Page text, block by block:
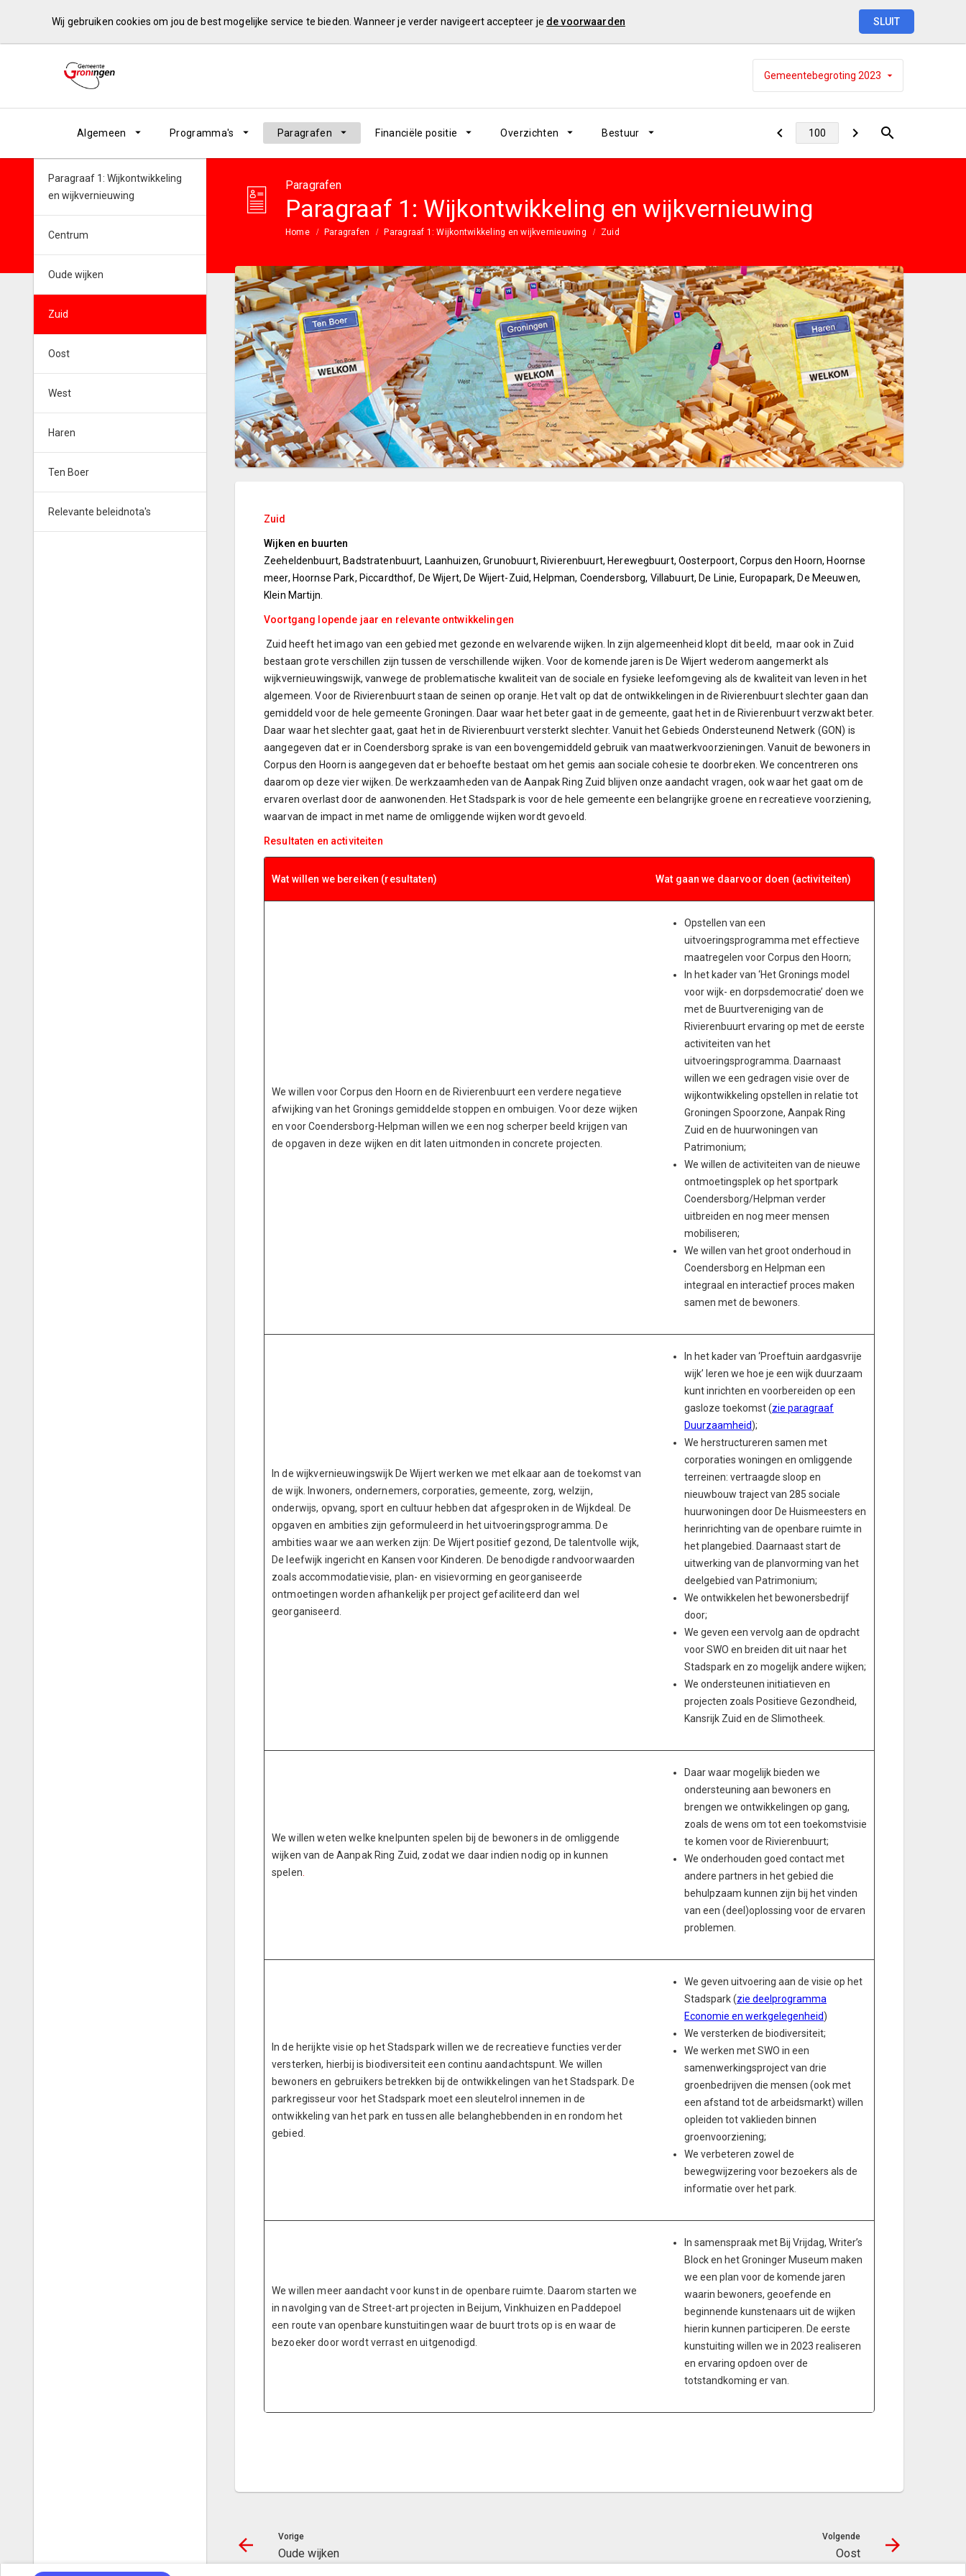
Wij gebruiken cookies om jou de best mogelijke service te bieden. Wanneer je verder navigeert accepteer je de voorwaarden SLUIT
Gemeentebegroting 2023
Algemeen Programma's Paragrafen Financiële positie Overzichten Bestuur
Paragrafen
Paragraaf 1: Wijkontwikkeling en wijkvernieuwing
Home Paragrafen Paragraaf 1: Wijkontwikkeling en wijkvernieuwing Zuid
Paragraaf 1: Wijkontwikkeling
en wijkvernieuwing
Centrum
Oude wijken
Zuid
Oost
West
Haren
Ten Boer
Relevante beleidnota's
Zuid
Wijken en buurten
Zeeheldenbuurt, Badstratenbuurt, Laanhuizen, Grunobuurt, Rivierenbuurt, Herewegbuurt, Oosterpoort, Corpus den Hoorn, Hoornse
meer, Hoornse Park, Piccardthof, De Wijert, De Wijert-Zuid, Helpman, Coendersborg, Villabuurt, De Linie, Europapark, De Meeuwen,
Klein Martijn.
Voortgang lopende jaar en relevante ontwikkelingen
Zuid heeft het imago van een gebied met gezonde en welvarende wijken. In zijn algemeenheid klopt dit beeld, maar ook in Zuid
bestaan grote verschillen zijn tussen de verschillende wijken. Voor de komende jaren is De Wijert wederom aangemerkt als
wijkvernieuwingswijk, vanwege de problematische kwaliteit van de sociale en fysieke leefomgeving als de kwaliteit van leven in het
algemeen. Voor de Rivierenbuurt staan de seinen op oranje. Het valt op dat de ontwikkelingen in de Rivierenbuurt slechter gaan dan
gemiddeld voor de hele gemeente Groningen. Daar waar het beter gaat in de gemeente, gaat het in de Rivierenbuurt verzwakt beter.
Daar waar het slechter gaat, gaat het in de Rivierenbuurt versterkt slechter. Vanuit het Gebieds Ondersteunend Netwerk (GON) is
aangegeven dat er in Coendersborg sprake is van een bovengemiddeld gebruik van maatwerkvoorzieningen. Vanuit de bewoners in
Corpus den Hoorn is aangegeven dat er behoefte bestaat om het gemis aan sociale cohesie te doorbreken. We concentreren ons
daarom op deze vier wijken. De werkzaamheden van de Aanpak Ring Zuid blijven onze aandacht vragen, ook waar het gaat om de
ervaren overlast door de aanwonenden. Het Stadspark is voor de hele gemeente een belangrijke groene en recreatieve voorziening,
waarvan de impact in met name de omliggende wijken wordt gevoeld.
Resultaten en activiteiten
Wat willen we bereiken (resultaten) Wat gaan we daarvoor doen (activiteiten)
We willen voor Corpus den Hoorn en de Rivierenbuurt een verdere negatieve
afwijking van het Gronings gemiddelde stoppen en ombuigen. Voor deze wijken
en voor Coendersborg-Helpman willen we een nog scherper beeld krijgen van
de opgaven in deze wijken en dit laten uitmonden in concrete projecten.
Opstellen van een
uitvoeringsprogramma met effectieve
maatregelen voor Corpus den Hoorn;
In het kader van ‘Het Gronings model
voor wijk- en dorpsdemocratie’ doen we
met de Buurtvereniging van de
Rivierenbuurt ervaring op met de eerste
activiteiten van het
uitvoeringsprogramma. Daarnaast
willen we een gedragen visie over de
wijkontwikkeling opstellen in relatie tot
Groningen Spoorzone, Aanpak Ring
Zuid en de huurwoningen van
Patrimonium;
We willen de activiteiten van de nieuwe
ontmoetingsplek op het sportpark
Coendersborg/Helpman verder
uitbreiden en nog meer mensen
mobiliseren;
We willen van het groot onderhoud in
Coendersborg en Helpman een
integraal en interactief proces maken
samen met de bewoners.
In de wijkvernieuwingswijk De Wijert werken we met elkaar aan de toekomst van
de wijk. Inwoners, ondernemers, corporaties, gemeente, zorg, welzijn,
onderwijs, opvang, sport en cultuur hebben dat afgesproken in de Wijkdeal. De
opgaven en ambities zijn geformuleerd in het uitvoeringsprogramma. De
ambities waar we aan werken zijn: De Wijert positief gezond, De talentvolle wijk,
De leefwijk ingericht en Kansen voor Kinderen. De benodigde randvoorwaarden
zoals accommodatievisie, plan- en visievorming en georganiseerde
ontmoetingen worden afhankelijk per project gefaciliteerd dan wel
georganiseerd.
In het kader van ‘Proeftuin aardgasvrije
wijk’ leren we hoe je een wijk duurzaam
kunt inrichten en voorbereiden op een
gasloze toekomst (zie paragraaf
Duurzaamheid);
We herstructureren samen met
corporaties woningen en omliggende
terreinen: vertraagde sloop en
nieuwbouw traject van 285 sociale
huurwoningen door De Huismeesters en
herinrichting van de openbare ruimte in
het plangebied. Daarnaast start de
uitwerking van de planvorming van het
deelgebied van Patrimonium;
We ontwikkelen het bewonersbedrijf
door;
We geven een vervolg aan de opdracht
voor SWO en breiden dit uit naar het
Stadspark en zo mogelijk andere wijken;
We ondersteunen initiatieven en
projecten zoals Positieve Gezondheid,
Kansrijk Zuid en de Slimotheek.
We willen weten welke knelpunten spelen bij de bewoners in de omliggende
wijken van de Aanpak Ring Zuid, zodat we daar indien nodig op in kunnen
spelen
Daar waar mogelijk bieden we
ondersteuning aan bewoners en
brengen we ontwikkelingen op gang,
zoals de wens om tot een toekomstvisie
te komen voor de Rivierenbuurt;
We onderhouden goed contact met
andere partners in het gebied die
behulpzaam kunnen zijn bij het vinden
van een (deel)oplossing voor de ervaren
problemen.
In de herijkte visie op het Stadspark willen we de recreatieve functies verder
versterken, hierbij is biodiversiteit een continu aandachtspunt. We willen
bewoners en gebruikers betrekken bij de ontwikkelingen van het Stadspark. De
parkregisseur voor het Stadspark moet een sleutelrol innemen in de
ontwikkeling van het park en tussen alle belanghebbenden in en rondom het
gebied.
We geven uitvoering aan de visie op het
Stadspark (zie deelprogramma
Economie en werkgelegenheid)
We versterken de biodiversiteit;
We werken met SWO in een
samenwerkingsproject van drie
groenbedrijven die mensen (ook met
een afstand tot de arbeidsmarkt) willen
opleiden tot vaklieden binnen
groenvoorziening;
We verbeteren zowel de
bewegwijzering voor bezoekers als de
informatie over het park.
We willen meer aandacht voor kunst in de openbare ruimte. Daarom starten we
in navolging van de Street-art projecten in Beijum, Vinkhuizen en Paddepoel
een route van openbare kunstuitingen waar de buurt trots op is en waar de
bezoeker door wordt verrast en uitgenodigd.
In samenspraak met Bij Vrijdag, Writer’s
Block en het Groninger Museum maken
we een plan voor de komende jaren
waarin bewoners, geoefende en
beginnende kunstenaars uit de wijken
hierin kunnen participeren. De eerste
kunstuiting willen we in 2023 realiseren
en ervaring opdoen over de
totstandkoming er van.
Vorige
Oude wijken
Volgende
Oost